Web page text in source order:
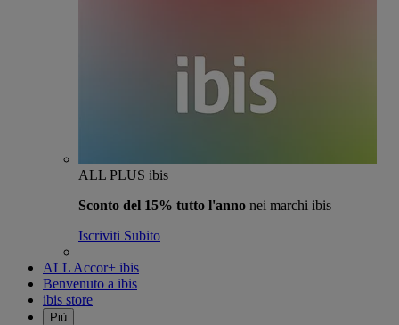
ALL PLUS ibis
Sconto del 15% tutto l'anno nei marchi ibis
Iscriviti Subito
ALL Accor+ ibis
Benvenuto a ibis
ibis store
Più